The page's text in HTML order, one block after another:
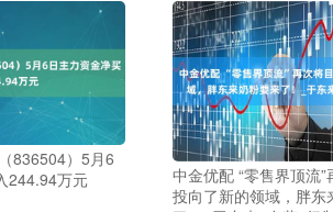
836504）5月6
244.94万元
中金优配 “零售界顶流
投向了新的领域，胖东